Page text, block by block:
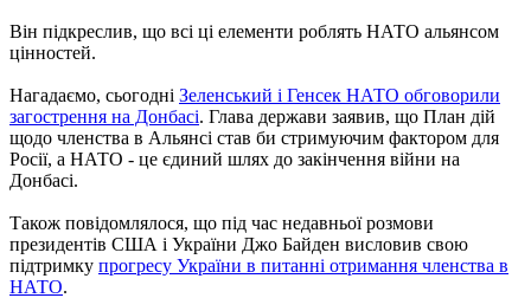
Він підкреслив, що всі ці елементи роблять НАТО альянсом
цінностей.
Нагадаємо, сьогодні Зеленський і Генсек НАТО обговорили
загострення на Донбасі. Глава держави заявив, що План дій
щодо членства в Альянсі став би стримуючим фактором для
Росії, а НАТО - це єдиний шлях до закінчення війни на
Донбасі.
Також повідомлялося, що під час недавньої розмови
президентів США і України Джо Байден висловив свою
підтримку прогресу України в питанні отримання членства в
НАТО.